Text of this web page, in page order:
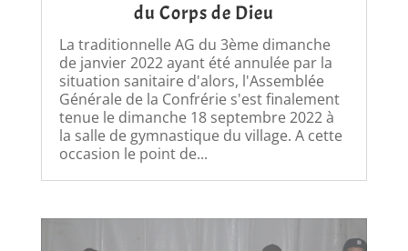
du Corps de Dieu
La traditionnelle AG du 3ème dimanche
de janvier 2022 ayant été annulée par la
situation sanitaire d'alors, l'Assemblée
Générale de la Confrérie s'est finalement
tenue le dimanche 18 septembre 2022 à
la salle de gymnastique du village. A cette
occasion le point de...